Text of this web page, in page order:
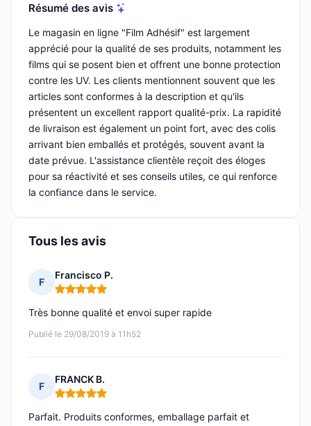
Résumé des avis
Le magasin en ligne "Film Adhésif" est largement
apprécié pour la qualité de ses produits, notamment les
films qui se posent bien et offrent une bonne protection
contre les UV. Les clients mentionnent souvent que les
articles sont conformes à la description et qu'ils
présentent un excellent rapport qualité-prix. La rapidité
de livraison est également un point fort, avec des colis
arrivant bien emballés et protégés, souvent avant la
date prévue. L'assistance clientèle reçoit des éloges
pour sa réactivité et ses conseils utiles, ce qui renforce
la confiance dans le service.
Tous les avis
F
Francisco P.
Note : 5 sur 5
Publié le 29/08/2019 à 11h52
Très bonne qualité et envoi super rapide
F
FRANCK B.
Note : 5 sur 5
Parfait. Produits conformes, emballage parfait et